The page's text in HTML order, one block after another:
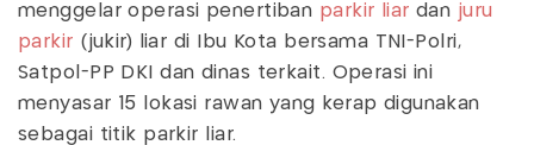
menggelar operasi penertiban parkir liar dan juru
parkir (jukir) liar di Ibu Kota bersama TNI-Polri,
Satpol-PP DKI dan dinas terkait. Operasi ini
menyasar 15 lokasi rawan yang kerap digunakan
sebagai titik parkir liar.